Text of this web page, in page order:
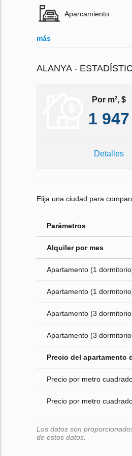
Aparcamiento
más
ALANYA -
Por m², $
1 947
Detalles
Elija una ciudad para
Parámetros
Alquiler por mes
Apartamento (1
Apartamento (1
Apartamento (3
Apartamento (3
Precio del apartamento
Precio por metro
Precio por metro
Los datos son
de estos datos.